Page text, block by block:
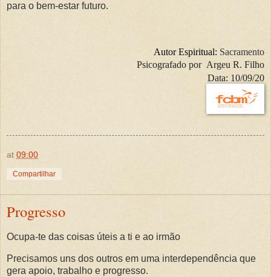
para o bem-estar futuro.
Autor Espiritual: Sacramento
Psicografado por Argeu R. Filho
Data: 10/09/20
at 09:00
Compartilhar
Progresso
Ocupa-te das coisas úteis a ti e ao irmão
Precisamos uns dos outros em uma interdependência que
gera apoio, trabalho e progresso.